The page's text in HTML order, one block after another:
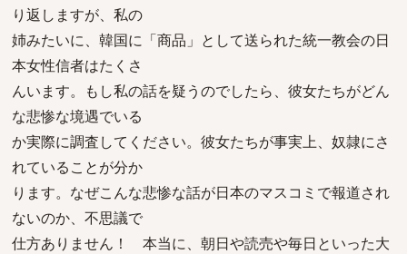
り返しますが、私の
姉みたいに、韓国に「商品」として送られた統一教会の日
本女性信者はたくさ
んいます。もし私の話を疑うのでしたら、彼女たちがどん
な悲惨な境遇でいる
か実際に調査してください。彼女たちが事実上、奴隷にさ
れていることが分か
ります。なぜこんな悲惨な話が日本のマスコミで報道され
ないのか、不思議で
仕方ありません！ 本当に、朝日や読売や毎日といった大